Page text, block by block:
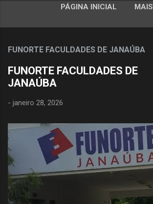
PÁGINA INICIAL
FUNORTE FACULDADES DE JANAÚBA
FUNORTE FACULDADES DE
JANAÚBA
- janeiro 28, 2026